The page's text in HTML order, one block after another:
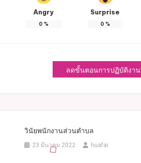
Angry
0 %
Surprise
0 %
ลดขั้นตอนการปฏิบัติงาน
วินัยพนักงานส่วนตำบล
23 มีนาคม 2022 huafai